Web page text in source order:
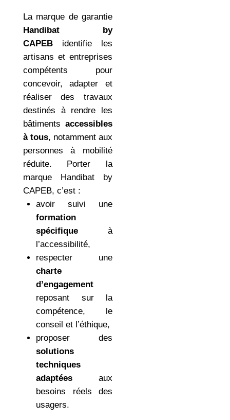
La marque de garantie
Handibat by
CAPEBidentifie les
artisans et entreprises
compétents pour
concevoir, adapter et
réaliser des travaux
destinés à rendre les
bâtimentsaccessibles
à tous, notamment aux
personnes à mobilité
réduite. Porter la
marque Handibat by
CAPEB, c’est :
avoir suivi une
formation
spécifique à
l’accessibilité,
respecter une
charte
d’engagement
reposant sur la
compétence, le
conseil et l’éthique,
proposer des
solutions
techniques
adaptées aux
besoins réels des
usagers.